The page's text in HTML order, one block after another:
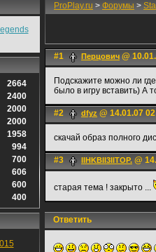
2664
2400
2000
2000
1958
994
700
606
600
400
ProPlay.ru > Форумы >
#1 Перцович @
Подскажите можно ли
было в игру вставить) А
#2 dfyz @ 14.01.07
скачай образ полного
#3 IIHKBII3IITOP. @
старая тема ! закрыто ...
Ответить